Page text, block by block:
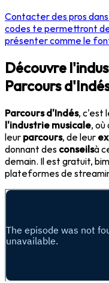
Contacter des pros
codes te permettront
présenter comme le
Découvre
Parcours
Parcours d'Indés, c'est
l'industrie musicale, où
leur parcours, de leur
donnant des conseilsà
demain. Il est gratuit,
plateformes de